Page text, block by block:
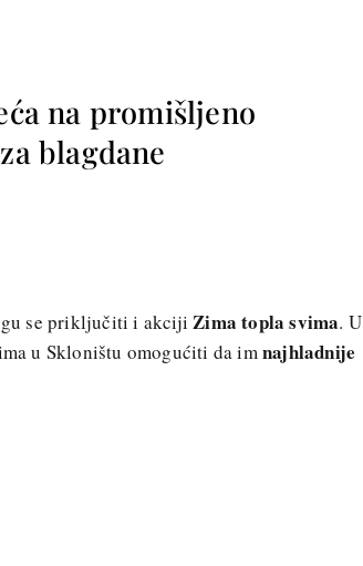
na promišljeno
blagdane
se priključiti i akciji Zima topla svima. U
u Skloništu omogućiti da im najhladnije